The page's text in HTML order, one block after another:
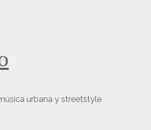
urbana y streetstyle